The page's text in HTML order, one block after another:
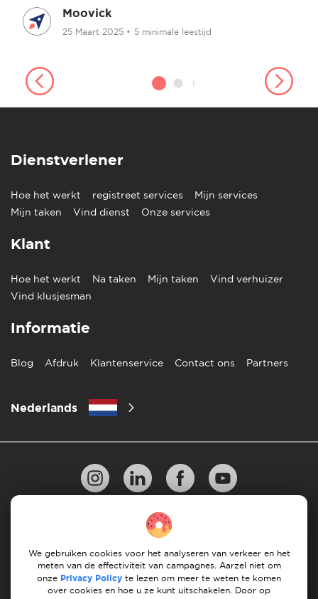
Moovick
25 Maart 2025 • 5 minimale leestijd
Dienstverlener
Hoe het werkt registreet services
Mijn services
Mijn taken
Vind dienst Onze services
Klant
Hoe het werkt Na taken Mijn taken
Vind verhuizer
Vind klusjesman
Informatie
Blog Afdruk Klantenservice Contact ons Partners
Nederlands
10 regels voor succesvol verhuizen
Richtlijnen voor betaling Algemene Voorwaarden
Annuleren & terugbetalingen
We gebruiken cookies voor het analyseren van verkeer en het
meten van de effectiviteit van campagnes. Aarzel niet om
onze Privacy Policy te lezen om meer te weten te komen
over cookies en hoe u ze kunt uitschakelen. Door op